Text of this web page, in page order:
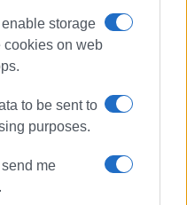
enable storage
cookies on web
to be sent to
purposes.
send meαπόφοιτος του
του